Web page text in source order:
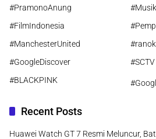
#PramonoAnung
#FilmIndonesia
#ManchesterUnited
#GoogleDiscover
#SCTV
#BLACKPINK
Recent Posts
Huawei Watch GT 7 Resmi Meluncur,